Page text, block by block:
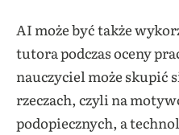
AI może być także
tutora podczas oceny
nauczyciel może skupić
rzeczach, czyli na
podopiecznych, a